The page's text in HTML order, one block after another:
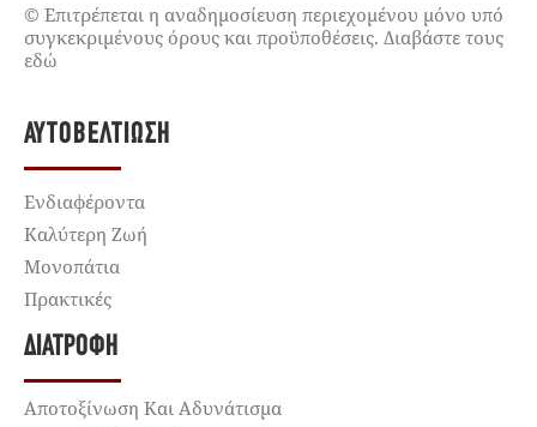
© Επιτρέπεται η αναδημοσίευση περιεχομένου μόνο υπό
συγκεκριμένους όρους και προϋποθέσεις. Διαβάστε τους
εδώ
ΑΥΤΟΒΕΛΤΊΩΣΗ
Ενδιαφέροντα
Καλύτερη Ζωή
Μονοπάτια
Πρακτικές
ΔΙΑΤΡΟΦΉ
Αποτοξίνωση Και Αδυνάτισμα